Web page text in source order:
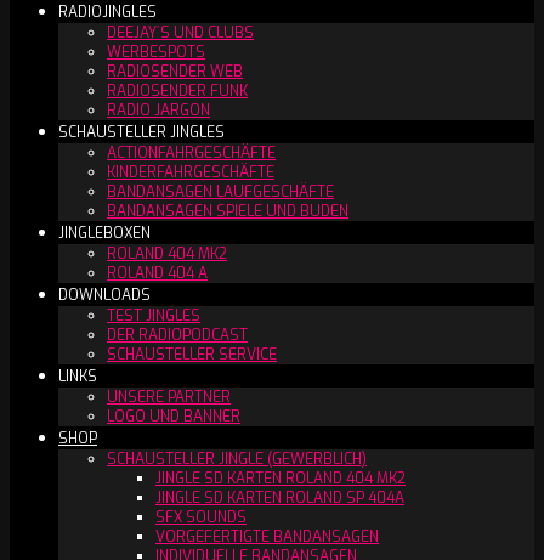
RADIOJINGLES
DEEJAY´S UND CLUBS
WERBESPOTS
RADIOSENDER WEB
RADIOSENDER FUNK
RADIO JARGON
SCHAUSTELLER JINGLES
ACTIONFAHRGESCHÄFTE
KINDERFAHRGESCHÄFTE
BANDANSAGEN LAUFGESCHÄFTE
BANDANSAGEN SPIELE UND BUDEN
JINGLEBOXEN
ROLAND 404 MK2
ROLAND 404 A
DOWNLOADS
TEST JINGLES
DER RADIOPODCAST
SCHAUSTELLER SERVICE
LINKS
UNSERE PARTNER
LOGO UND BANNER
SHOP
SCHAUSTELLER JINGLE (GEWERBLICH)
JINGLE SD KARTEN ROLAND 404 MK2
JINGLE SD KARTEN ROLAND SP 404A
SFX SOUNDS
VORGEFERTIGTE BANDANSAGEN